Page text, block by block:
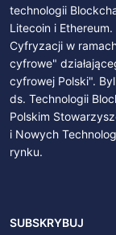
technologii
Litecoin i
Cyfryzacji w
cyfrowe"
cyfrowej Polski".
ds. Technologii
Polskim
i Nowych
rynku.
SUBSKRYBUJ